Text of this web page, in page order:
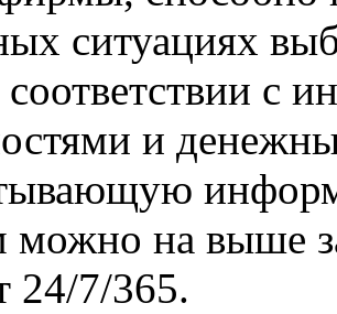
ситуациях
соответствии с
и
можно на выше
24/7/365.